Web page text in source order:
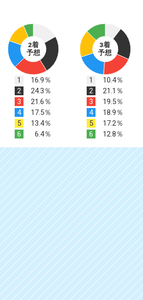
2着
予想
1
16.9％
2
24.3％
3
21.6％
4
17.5％
5
13.4％
6
6.4％
3着
予想
1
10.4％
2
21.1％
3
19.5％
4
18.9％
5
17.2％
6
12.8％